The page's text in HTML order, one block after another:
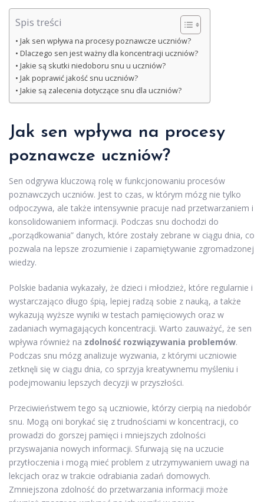
Spis treści
Jak sen wpływa na procesy poznawcze uczniów?
Dlaczego sen jest ważny dla koncentracji uczniów?
Jakie są skutki niedoboru snu u uczniów?
Jak poprawić jakość snu uczniów?
Jakie są zalecenia dotyczące snu dla uczniów?
Jak sen wpływa na procesy
poznawcze uczniów?
Sen odgrywa kluczową rolę w funkcjonowaniu procesów
poznawczych uczniów. Jest to czas, w którym mózg nie tylko
odpoczywa, ale także intensywnie pracuje nad przetwarzaniem i
konsolidowaniem informacji. Podczas snu dochodzi do
„porządkowania” danych, które zostały zebrane w ciągu dnia, co
pozwala na lepsze zrozumienie i zapamiętywanie zgromadzonej
wiedzy.
Polskie badania wykazały, że dzieci i młodzież, które regularnie i
wystarczająco długo śpią, lepiej radzą sobie z nauką, a także
wykazują wyższe wyniki w testach pamięciowych oraz w
zadaniach wymagających koncentracji. Warto zauważyć, że sen
wpływa również na zdolność rozwiązywania problemów.
Podczas snu mózg analizuje wyzwania, z którymi uczniowie
zetknęli się w ciągu dnia, co sprzyja kreatywnemu myśleniu i
podejmowaniu lepszych decyzji w przyszłości.
Przeciwieństwem tego są uczniowie, którzy cierpią na niedobór
snu. Mogą oni borykać się z trudnościami w koncentracji, co
prowadzi do gorszej pamięci i mniejszych zdolności
przyswajania nowych informacji. Sfurwają się na uczucie
przytłoczenia i mogą mieć problem z utrzymywaniem uwagi na
lekcjach oraz w trakcie odrabiania zadań domowych.
Zmniejszona zdolność do przetwarzania informacji może